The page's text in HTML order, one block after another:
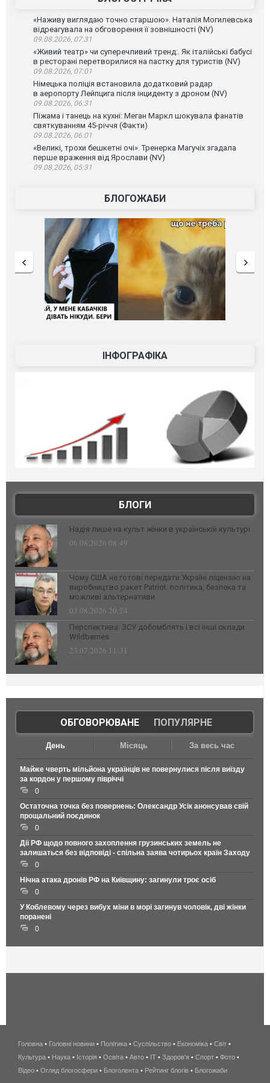
«Наживу виглядаю точно старшою». Наталія Могилевська
відреагувала на обговорення її зовнішності (NV)
09.08.2026, 07:31
«Живий театр» чи суперечливий тренд:. Як італійські бабусі
в ресторані перетворилися на пастку для туристів (NV)
09.08.2026, 07:01
Німецька поліція встановила додатковий радар
в аеропорту Лейпцига після інциденту з дроном (NV)
09.08.2026, 06:31
Піжама і танець на кухні: Меган Маркл шокувала фанатів
святкуванням 45-річчя (Факти)
09.08.2026, 06:01
«Великі, трохи бешкетні очі». Тренерка Магучіх згадала
перше враження від Ярослави (NV)
09.08.2026, 05:31
БЛОГОЖАБИ
ІНФОГРАФІКА
БЛОГИ
Надія лише на культ жінки в українській культурі
06.08.2026 08:49
Чому США не готові передати Україні ліцензію на
виробництво ракет Patriot: політика, безпека та
можливі альтернативи
03.08.2026 20:24
Перспектива: ЗСУ добомблять і всі інші склади
Wildberries
23.07.2026 11:31
ОБГОВОРЮВАНЕ| ПОПУЛЯРНЕ
День Місяць За весь час
Майже чверть мільйона українців не повернулися після виїзду
за кордон у першому півріччі
0
Остаточна точка без повернень: Олександр Усік анонсував свій
прощальний поєдинок
0
Дії РФ щодо повного захоплення грузинських земель не
залишаться без відповіді - спільна заява чотирьох країн Заходу
0
Нічна атака дронів РФ на Київщину: загинули троє осіб
0
У Коблевому через вибух міни в морі загинув чоловік, дві жінки
поранені
0
беспроводной
интернет
киев
Головна • Головні новини • Політика • Суспільство • Економіка • Світ •
Культура • Наука • Історія • Освіта • Авто • IT • Здоров'я • Спорт • Фото •
Відео • Огляд блогосфери • Блоголента • Рейтинг блогів • Блогожаби